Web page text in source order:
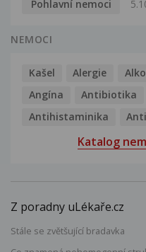
Pohlavní nemoci
NEMOCI
Kašel Alergie
Angína
Antibiotika
Antihistaminika
Katalog
Z poradny uLékaře.cz
Stále se zvětšující bradavka